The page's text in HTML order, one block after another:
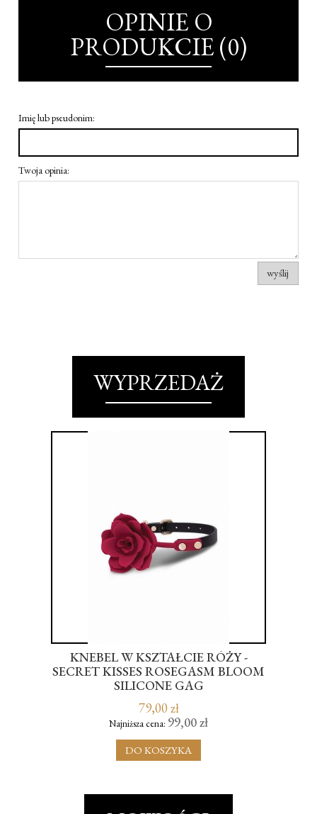
OPINIE O
PRODUKCIE (0)
Imię lub pseudonim:
Twoja opinia:
wyślij
WYPRZEDAŻ
KNEBEL W KSZTAŁCIE RÓŻY -
SECRET KISSES ROSEGASM BLOOM
SILICONE GAG
79,00 zł
Najniższa cena: 99,00 zł
DO KOSZYKA